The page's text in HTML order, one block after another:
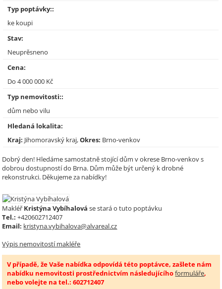
Typ poptávky::
ke koupi
Stav:
Neuprěsneno
Cena:
Do 4 000 000 Kč
Typ nemovitosti::
dům nebo vilu
Hledaná lokalita:
Kraj: Jihomoravský kraj,Okres: Brno-venkov
Dobrý den! Hledáme samostatně stojící dům v okrese Brno-venkov s
dobrou dostupností do Brna. Dům může být určený k drobné
rekonstrukci. Děkujeme za nabídky!
Makléř Kristýna Vybíhalová se stará o tuto poptávku
Tel.: +420602712407
Email: kristyna.vybihalova@alvareal.cz
Výpis nemovitostí makléře
V případě, že Vaše nabídka odpovídá této poptávce, zašlete nám
nabídku nemovitosti prostřednictvím následujícíhoformuláře,
nebo volejte na tel.: 602712407